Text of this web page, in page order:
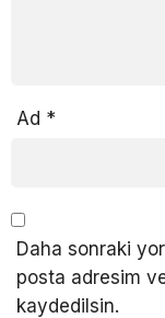
Ad *
Daha sonraki
posta adresim
kaydedilsin.